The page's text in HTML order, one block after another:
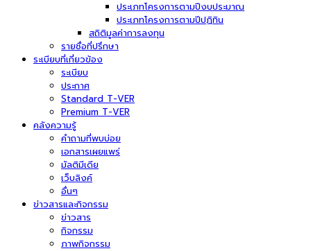
ประเภทโครงการตามปีงบประมาณ
ประเภทโครงการตามปีปฏิทิน
สถิติมูลค่าการลงทุน
รายชื่อที่ปรึกษา
ระเบียบที่เกี่ยวข้อง
ระเบียบ
ประกาศ
Standard T-VER
Premium T-VER
คลังความรู้
คำถามที่พบบ่อย
เอกสารเผยแพร่
มัลติมีเดีย
เว็บลิงค์
อื่นๆ
ข่าวสารและกิจกรรม
ข่าวสาร
กิจกรรม
ภาพกิจกรรม